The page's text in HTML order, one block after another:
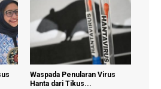
Waspada Penularan Virus
Hanta dari Tikus...